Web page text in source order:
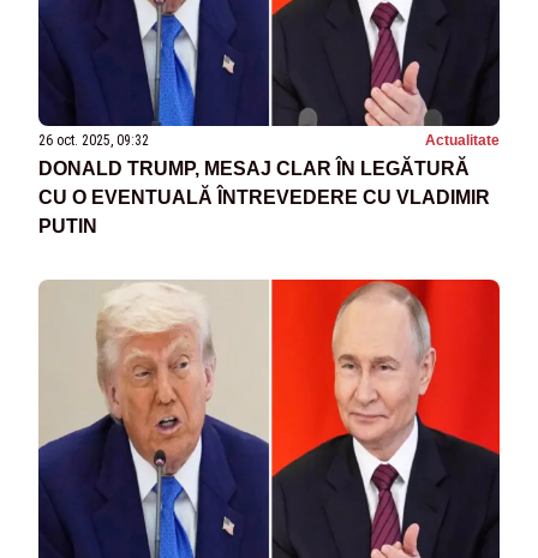
26 oct. 2025, 09:32 Actualitate
DONALD TRUMP, MESAJ CLAR ÎN LEGĂTURĂ
CU O EVENTUALĂ ÎNTREVEDERE CU VLADIMIR
PUTIN